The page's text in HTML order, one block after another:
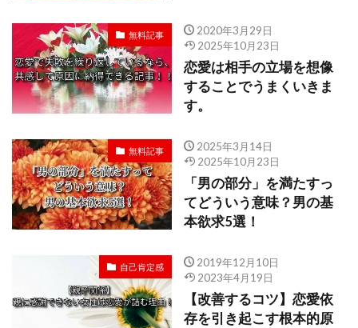
無料記事
2020年3月29日
2025年10月23日
恋愛は相手の立場を想像
することでうまくいきま
す。
無料記事
2025年3月14日
2025年10月23日
「男の部分」を満たすっ
てどういう意味？男の基
本欲求5選！
自己肯定感
2019年12月10日
2023年4月19日
【改善するコツ】恋愛依
存を引き起こす根本的原